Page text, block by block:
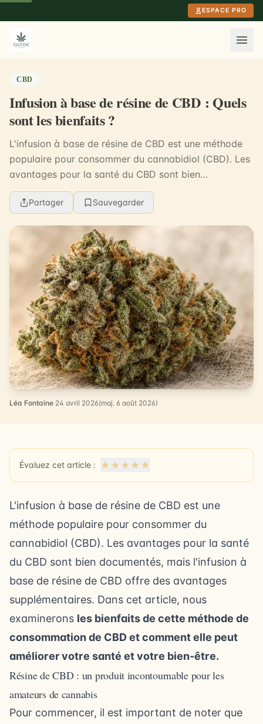
ESPACE PRO
CBD
Infusion à base de résine de CBD : Quels
sont les bienfaits ?
L'infusion à base de résine de CBD est une méthode
populaire pour consommer du cannabidiol (CBD). Les
avantages pour la santé du CBD sont bien
documentés, mais l'infusion à base de résine de CBD
offr...Partager Sauvegarder
Léa Fontaine·24 avril 2026(maj. 6 août 2026)
Évaluez cet article : ★ ★ ★ ★ ★
L'infusion à base de résine de CBD est une
méthode populaire pour consommer du
cannabidiol (CBD). Les avantages pour la santé
du CBD sont bien documentés, mais l'infusion à
base de résine de CBD offre des avantages
supplémentaires. Dans cet article, nous
examinerons les bienfaits de cette méthode de
consommation de CBD et comment elle peut
améliorer votre santé et votre bien-être.
Résine de CBD : un produit incontournable pour les
amateurs de cannabis
Pour commencer, il est important de noter que